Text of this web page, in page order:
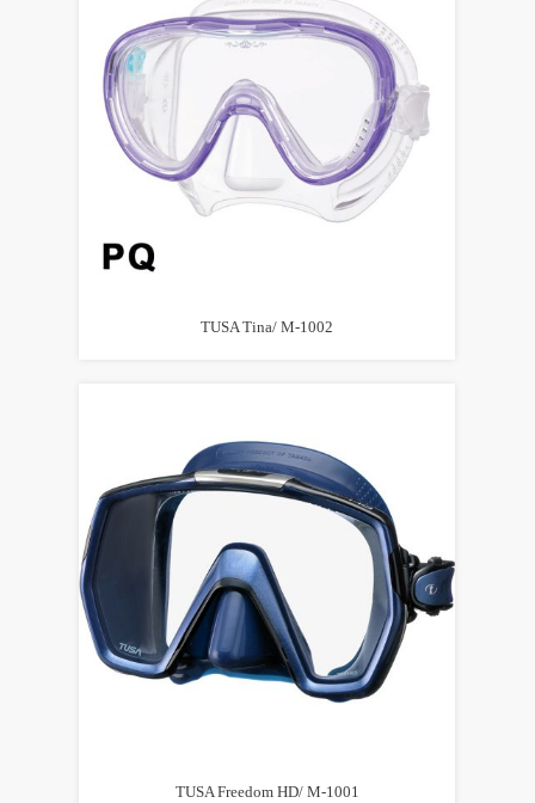
TUSA Tina/ M-1002
TUSA Freedom HD/ M-1001